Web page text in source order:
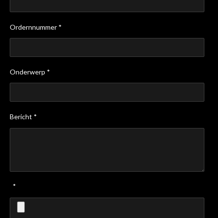
Ordernnummer *
Onderwerp *
Bericht *
*